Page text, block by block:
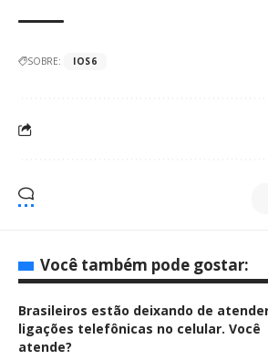
SOBRE: IOS6
Você também pode gostar:
Brasileiros estão deixando de
ligações telefônicas no celular. Você
atende?